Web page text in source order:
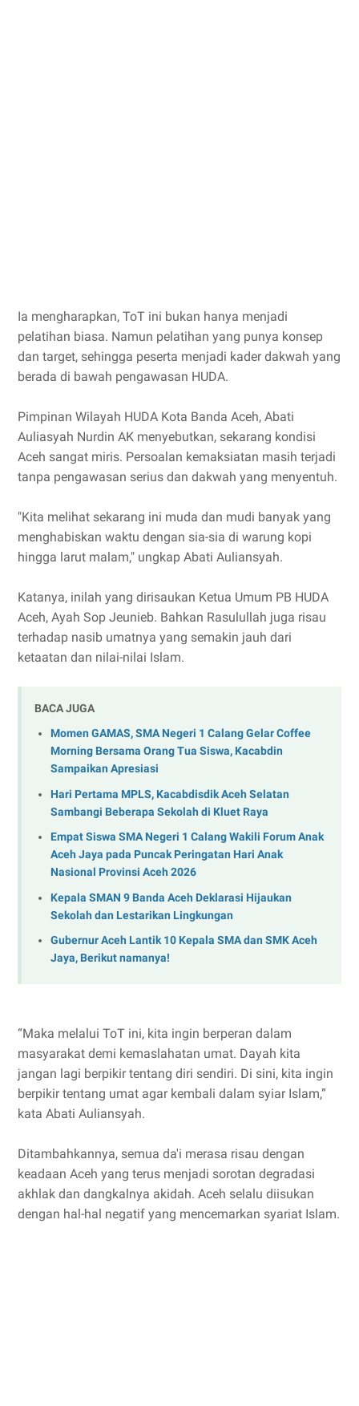
Ia mengharapkan, ToT ini bukan hanya menjadi
pelatihan biasa. Namun pelatihan yang punya konsep
dan target, sehingga peserta menjadi kader dakwah yang
berada di bawah pengawasan HUDA.
Pimpinan Wilayah HUDA Kota Banda Aceh, Abati
Auliasyah Nurdin AK menyebutkan, sekarang kondisi
Aceh sangat miris. Persoalan kemaksiatan masih terjadi
tanpa pengawasan serius dan dakwah yang menyentuh.
"Kita melihat sekarang ini muda dan mudi banyak yang
menghabiskan waktu dengan sia-sia di warung kopi
hingga larut malam," ungkap Abati Auliansyah.
Katanya, inilah yang dirisaukan Ketua Umum PB HUDA
Aceh, Ayah Sop Jeunieb. Bahkan Rasulullah juga risau
terhadap nasib umatnya yang semakin jauh dari
ketaatan dan nilai-nilai Islam.
BACA JUGA
Momen GAMAS, SMA Negeri 1 Calang Gelar Coffee
Morning Bersama Orang Tua Siswa, Kacabdin
Sampaikan Apresiasi
Hari Pertama MPLS, Kacabdisdik Aceh Selatan
Sambangi Beberapa Sekolah di Kluet Raya
Empat Siswa SMA Negeri 1 Calang Wakili Forum Anak
Aceh Jaya pada Puncak Peringatan Hari Anak
Nasional Provinsi Aceh 2026
Kepala SMAN 9 Banda Aceh Deklarasi Hijaukan
Sekolah dan Lestarikan Lingkungan
Gubernur Aceh Lantik 10 Kepala SMA dan SMK Aceh
Jaya, Berikut namanya!
“Maka melalui ToT ini, kita ingin berperan dalam
masyarakat demi kemaslahatan umat. Dayah kita
jangan lagi berpikir tentang diri sendiri. Di sini, kita ingin
berpikir tentang umat agar kembali dalam syiar Islam,”
kata Abati Auliansyah.
Ditambahkannya, semua da'i merasa risau dengan
keadaan Aceh yang terus menjadi sorotan degradasi
akhlak dan dangkalnya akidah. Aceh selalu diisukan
dengan hal-hal negatif yang mencemarkan syariat Islam.